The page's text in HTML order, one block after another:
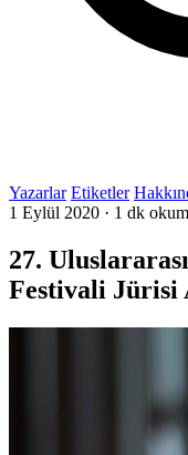
Yazarlar Etiketler
1 Eylül 2020 · 1 dk
27.
Festivali Jürisi